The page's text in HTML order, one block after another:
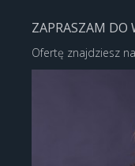
ZAPRASZAM DO
Ofertę znajdziesz